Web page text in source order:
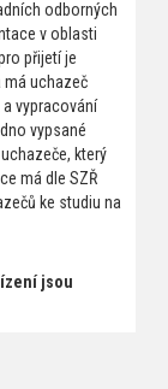
odborných
v oblasti
přijetí je
má uchazeč
vypracování
vypsané
který
má dle SZŘ
ke studiu na
jsou